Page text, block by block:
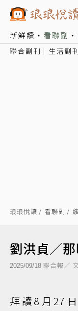
新鮮讀 看聯副
聯合副刊 生活副刊
琅琅悅讀 看聯副
劉洪貞／
2025/09/18 聯合報／
拜讀8月27